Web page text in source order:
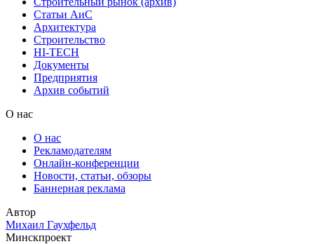
Статьи АиС
Архитектура
Строительство
HI-TECH
Документы
Предприятия
Архив событий
О нас
О нас
Рекламодателям
Онлайн-конференции
Новости, статьи, обзоры
Баннерная реклама
Автор
Михаил Гаухфельд
Минскпроект